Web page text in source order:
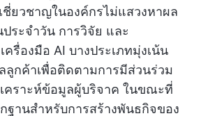
ชี่ยวชาญในองค์กรไม่แสวงหาผล
ระจำวัน การวิจัย และ
ครื่องมือ AI บางประเภทมุ่งเน้น
ลูกค้าเพื่อติดตามการมีส่วนร่วม
คราะห์ข้อมูลผู้บริจาค ในขณะที่
ฐานสำหรับการสร้างพันธกิจของ